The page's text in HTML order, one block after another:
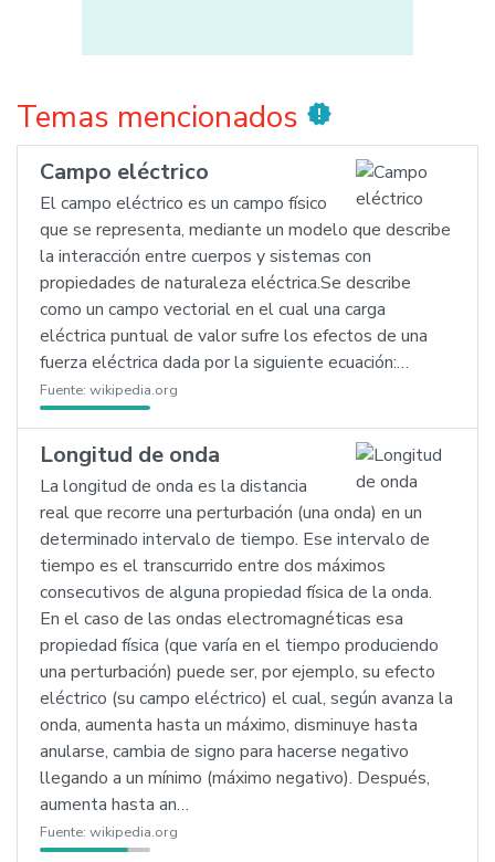
Temas mencionados new_releases
Campo eléctrico
El campo eléctrico es un campo físico
que se representa, mediante un modelo que describe
la interacción entre cuerpos y sistemas con
propiedades de naturaleza eléctrica.Se describe
como un campo vectorial en el cual una carga
eléctrica puntual de valor sufre los efectos de una
fuerza eléctrica dada por la siguiente ecuación:…
Fuente: wikipedia.org
Longitud de onda
La longitud de onda es la distancia
real que recorre una perturbación (una onda) en un
determinado intervalo de tiempo. Ese intervalo de
tiempo es el transcurrido entre dos máximos
consecutivos de alguna propiedad física de la onda.
En el caso de las ondas electromagnéticas esa
propiedad física (que varía en el tiempo produciendo
una perturbación) puede ser, por ejemplo, su efecto
eléctrico (su campo eléctrico) el cual, según avanza la
onda, aumenta hasta un máximo, disminuye hasta
anularse, cambia de signo para hacerse negativo
llegando a un mínimo (máximo negativo). Después,
aumenta hasta an…
Fuente: wikipedia.org